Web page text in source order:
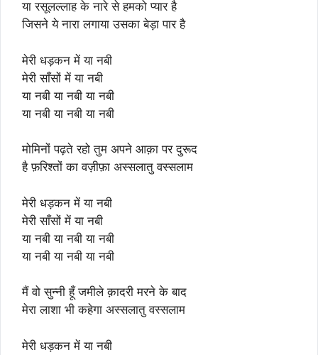
या रसूलल्लाह के नारे से हमको प्यार है
जिसने ये नारा लगाया उसका बेड़ा पार है
मेरी धड़कन में या नबी
मेरी साँसों में या नबी
या नबी या नबी या नबी
या नबी या नबी या नबी
मोमिनों पढ़ते रहो तुम अपने आक़ा पर दुरूद
है फ़रिश्तों का वज़ीफ़ा अस्सलातु वस्सलाम
मेरी धड़कन में या नबी
मेरी साँसों में या नबी
या नबी या नबी या नबी
या नबी या नबी या नबी
मैं वो सुन्नी हूँ जमीले क़ादरी मरने के बाद
मेरा लाशा भी कहेगा अस्सलातु वस्सलाम
मेरी धड़कन में या नबी